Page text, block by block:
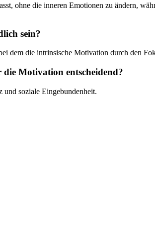
ohne die inneren Emotionen zu ändern,
sein?
dem die intrinsische Motivation durch den
Motivation entscheidend?
soziale Eingebundenheit.